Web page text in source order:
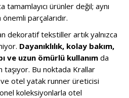
ürünler değil; aynı
parçalarıdır.
dekoratif tekstiller artık yalnızca
Dayanıklılık, kolay bakım,
ve uzun ömürlü kullanım da
taşıyor. Bu noktada Krallar
otel yatak runner üreticisi
koleksiyonlarla otel